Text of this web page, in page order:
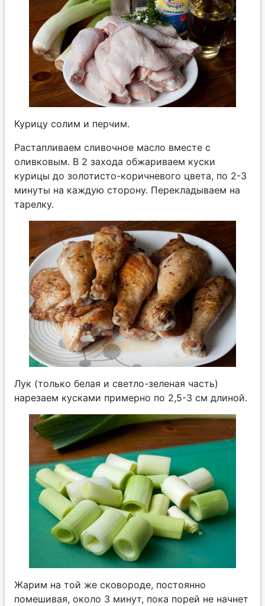
Курицу солим и перчим.
Растапливаем сливочное масло вместе с
оливковым. В 2 захода обжариваем куски
курицы до золотисто-коричневого цвета, по 2-3
минуты на каждую сторону. Перекладываем на
тарелку.
Лук (только белая и светло-зеленая часть)
нарезаем кусками примерно по 2,5-3 см длиной.
Жарим на той же сковороде, постоянно
помешивая, около 3 минут, пока порей не начнет